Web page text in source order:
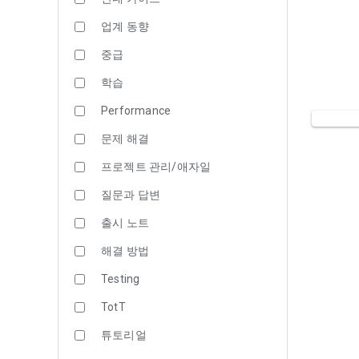
업계 동향
중급
학습
Performance
문제 해결
프로젝트 관리/애자일
질문과 답변
출시 노트
해결 방법
Testing
TotT
튜토리얼